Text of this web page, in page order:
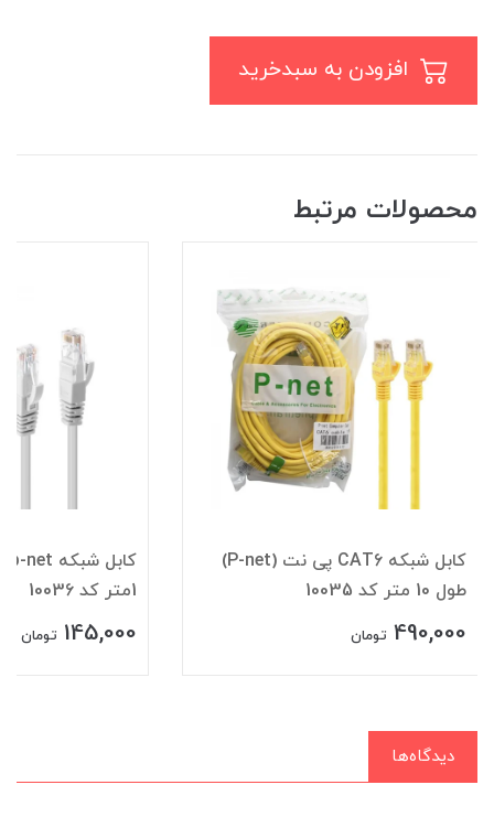
محصولات مرتبط
کابل شبکه CAT6 پی نت (P-net)
طول 10 متر کد 10035
490,000 تومان
1متر کد 10036
145,000 تومان
دیدگاه‌ها